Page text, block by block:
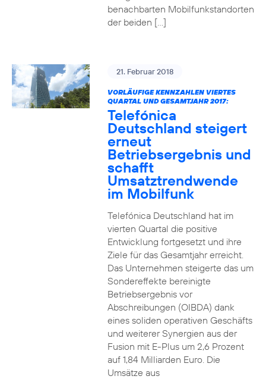
benachbarten Mobilfunkstandorten
der beiden […]
21. Februar 2018
VORLÄUFIGE KENNZAHLEN VIERTES
QUARTAL UND GESAMTJAHR 2017:
Telefónica
Deutschland steigert
erneut
Betriebsergebnis und
schafft
Umsatztrendwende
im Mobilfunk
Telefónica Deutschland hat im
vierten Quartal die positive
Entwicklung fortgesetzt und ihre
Ziele für das Gesamtjahr erreicht.
Das Unternehmen steigerte das um
Sondereffekte bereinigte
Betriebsergebnis vor
Abschreibungen (OIBDA) dank
eines soliden operativen Geschäfts
und weiterer Synergien aus der
Fusion mit E-Plus um 2,6 Prozent
auf 1,84 Milliarden Euro. Die
Umsätze aus